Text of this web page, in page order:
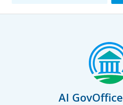
AI GovOffice